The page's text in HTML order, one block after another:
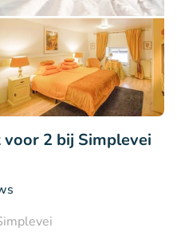
2 bij Simplevei